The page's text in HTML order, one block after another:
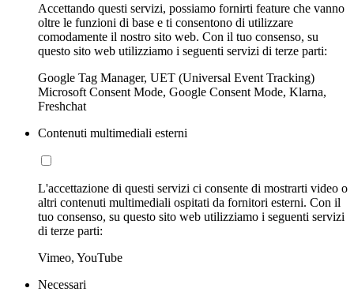
Accettando questi servizi, possiamo fornirti feature che vanno
oltre le funzioni di base e ti consentono di utilizzare
comodamente il nostro sito web. Con il tuo consenso, su
questo sito web utilizziamo i seguenti servizi di terze parti:
Google Tag Manager, UET (Universal Event Tracking)
Microsoft Consent Mode, Google Consent Mode, Klarna,
Freshchat
Contenuti multimediali esterni
L'accettazione di questi servizi ci consente di mostrarti video o
altri contenuti multimediali ospitati da fornitori esterni. Con il
tuo consenso, su questo sito web utilizziamo i seguenti servizi
di terze parti:
Vimeo, YouTube
Necessari